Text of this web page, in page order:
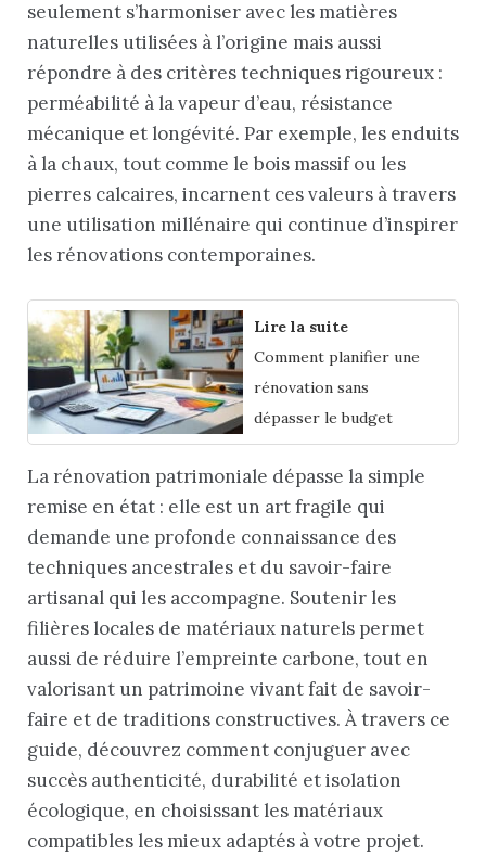
seulement s’harmoniser avec les matières
naturelles utilisées à l’origine mais aussi
répondre à des critères techniques rigoureux :
perméabilité à la vapeur d’eau, résistance
mécanique et longévité. Par exemple, les enduits
à la chaux, tout comme le bois massif ou les
pierres calcaires, incarnent ces valeurs à travers
une utilisation millénaire qui continue d’inspirer
les rénovations contemporaines.
Lire la suite
Comment planifier une
rénovation sans
dépasser le budget
La rénovation patrimoniale dépasse la simple
remise en état : elle est un art fragile qui
demande une profonde connaissance des
techniques ancestrales et du savoir-faire
artisanal qui les accompagne. Soutenir les
filières locales de matériaux naturels permet
aussi de réduire l’empreinte carbone, tout en
valorisant un patrimoine vivant fait de savoir-
faire et de traditions constructives. À travers ce
guide, découvrez comment conjuguer avec
succès authenticité, durabilité et isolation
écologique, en choisissant les matériaux
compatibles les mieux adaptés à votre projet.